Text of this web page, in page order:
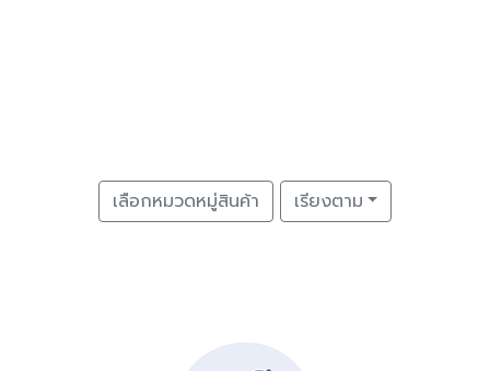
เลือกหมวดหมู่สินค้า เรียงตาม